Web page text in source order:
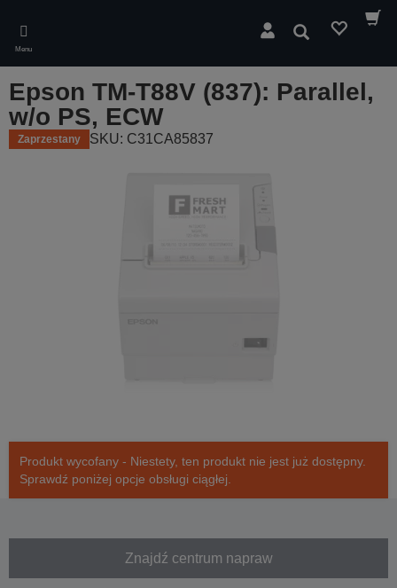
main
content
Menu
Wyszukaj
Epson TM-T88V (837): Parallel,
w/o PS, ECW
Zaprzestany SKU: C31CA85837
Produkt wycofany - Niestety, ten produkt nie jest już dostępny.
Sprawdź poniżej opcje obsługi ciągłej.
Znajdź centrum napraw